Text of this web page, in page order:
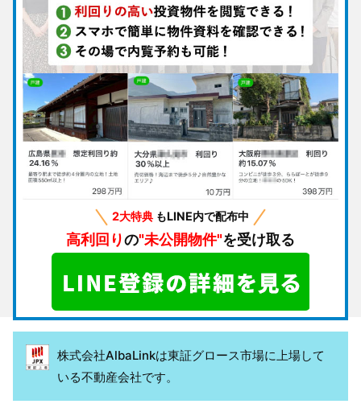
2大特典 もLINE内で配布中
高利回りの"未公開物件"を受け取る
株式会社AlbaLinkは東証グロース市場に上場して
いる不動産会社です。